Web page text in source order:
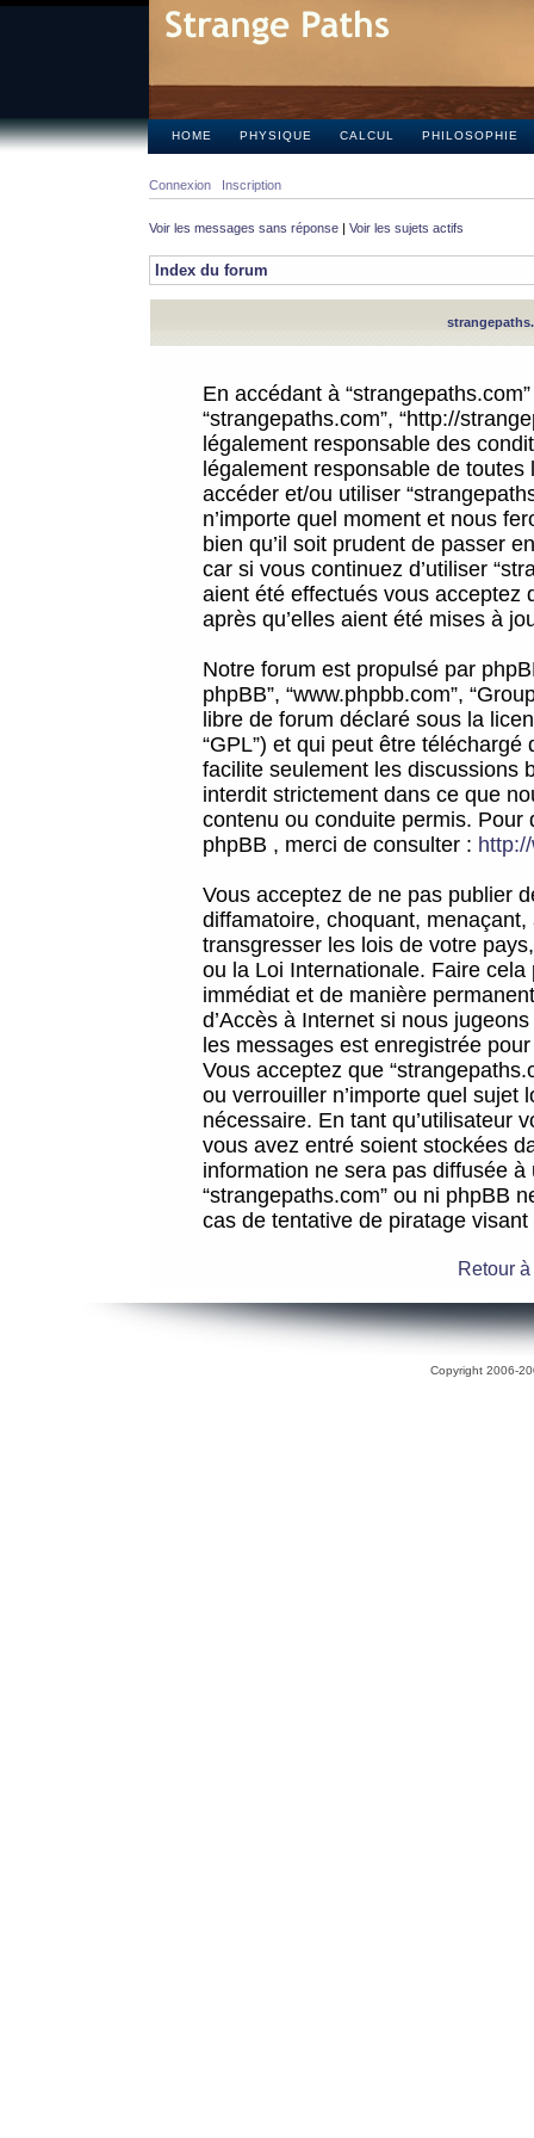
HOME PHYSIQUE CALCUL PHILOSOPHIE
Connexion Inscription
Voir les messages sans réponse | Voir les sujets actifs
Index du forum
En accédant à
“strangepaths.com”, “http://
légalement responsable des
légalement responsable de
accéder et/ou utiliser
n’importe quel moment et nous
bien qu’il soit prudent de passer
car si vous continuez d’utiliser
aient été effectués vous acceptez
après qu’elles aient été mises à
Notre forum est propulsé par
phpBB”, “www.phpbb.com”,
libre de forum déclaré sous la
“GPL”) et qui peut être téléchargé
facilite seulement les discussions
interdit strictement dans ce que
contenu ou conduite permis.
phpBB , merci de consulter :
Vous acceptez de ne pas publier
diffamatoire, choquant,
transgresser les lois de votre
ou la Loi Internationale. Faire
immédiat et de manière
d’Accès à Internet si nous
les messages est enregistrée
Vous acceptez que
ou verrouiller n’importe quel sujet
nécessaire. En tant qu’utilisateur
vous avez entré soient stockées
information ne sera pas diffusée
“strangepaths.com” ou ni phpBB
cas de tentative de piratage
Retour
Copyright 2006-